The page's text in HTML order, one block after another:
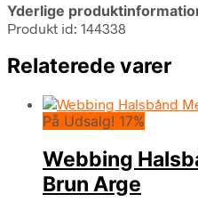
Yderlige
Produkt id: 144338
Relaterede varer
På Udsalg! 17%
Webbing
Brun Arge